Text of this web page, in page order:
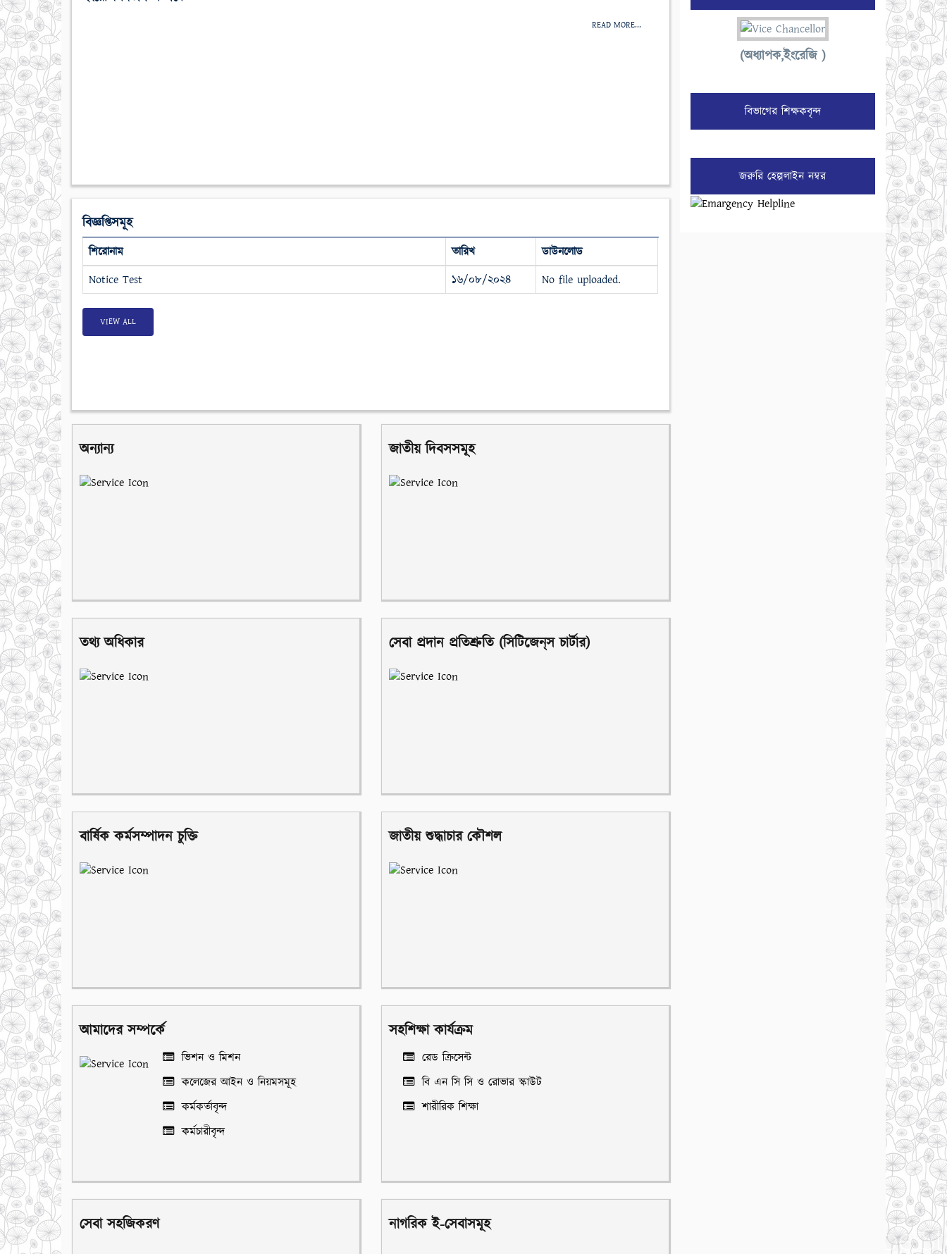
(অধ্যাপক,ইংরেজি )
বিভাগের শিক্ষকবৃন্দ
জরুরি হেল্পলাইন নম্বর
READ MORE...
বিজ্ঞপ্তিসমূহ
শিরোনাম তারিখ
ডাউনলোড
Notice Test
১৬/০৮/২০২৪ No file uploaded.
VIEW ALL
অন্যান্য জাতীয় দিবসসমূহ
তথ্য অধিকার সেবা প্রদান প্রতিশ্রুতি (সিটিজেন্‌স চার্টার)
বার্ষিক কর্মসম্পাদন চুক্তি জাতীয় শুদ্ধাচার কৌশল
আমাদের সম্পর্কে
ভিশন ও মিশন
কলেজের আইন ও নিয়মসমূহ
কর্মকর্তাবৃন্দ
কর্মচারীবৃন্দ
সহশিক্ষা কার্যক্রম
রেড ক্রিসেন্ট
বি এন সি সি ও রোভার স্কাউট
শারীরিক শিক্ষা
সেবা সহজিকরণ নাগরিক ই-সেবাসমূহ